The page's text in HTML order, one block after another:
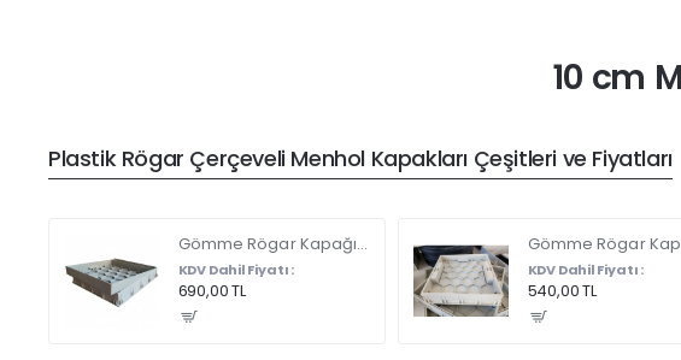
10 cm
Plastik Rögar Çerçeveli Menhol Kapakları Çeşitleri ve Fiyatları
Gömme Rögar Kapağı - Seramik - Fayans Ve Mermer Zeminlerde - Gizli Çerçeve Kapak Çift Kulplu 45 X 45
KDV Dahil Fiyatı :
690,00 TL
KDV Dahil Fiyatı :
540,00 TL